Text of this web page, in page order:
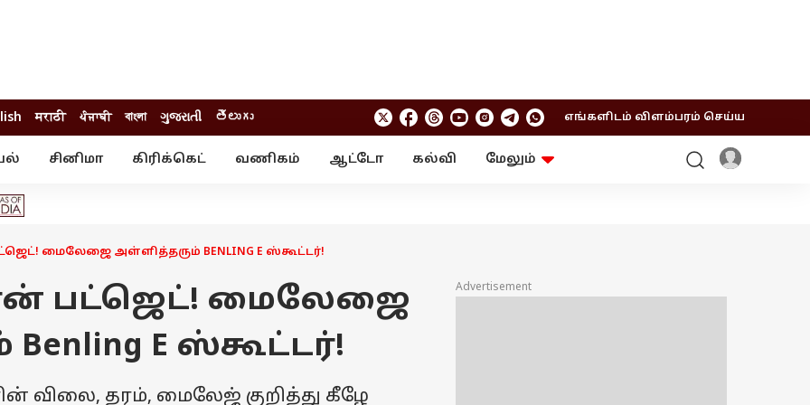
मराठी ਪੰਜਾਬੀ বাংলা ગુજરાતી తెలుగు எங்களிடம் விளம்பரம் செய்ய
சினிமா கிரிக்கெட் வணிகம் ஆட்டோ கல்வி
மேலும்
மைலேஜை அள்ளித்தரும் BENLING E ஸ்கூட்டர்!
பட்ஜெட்! மைலேஜை
E ஸ்கூட்டர்!
விலை, தரம், மைலேஜ் குறித்து கீழே
Advertisement